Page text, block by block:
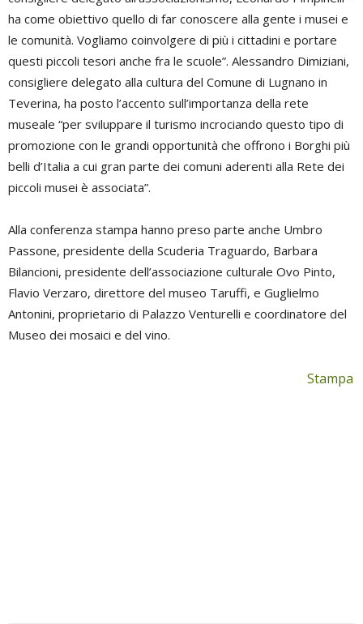
ha come obiettivo quello di far conoscere alla gente i musei e
le comunità. Vogliamo coinvolgere di più i cittadini e portare
questi piccoli tesori anche fra le scuole”. Alessandro Dimiziani,
consigliere delegato alla cultura del Comune di Lugnano in
Teverina, ha posto l’accento sull’importanza della rete
museale “per sviluppare il turismo incrociando questo tipo di
promozione con le grandi opportunità che offrono i Borghi più
belli d’Italia a cui gran parte dei comuni aderenti alla Rete dei
piccoli musei è associata”.
Alla conferenza stampa hanno preso parte anche Umbro
Passone, presidente della Scuderia Traguardo, Barbara
Bilancioni, presidente dell’associazione culturale Ovo Pinto,
Flavio Verzaro, direttore del museo Taruffi, e Guglielmo
Antonini, proprietario di Palazzo Venturelli e coordinatore del
Museo dei mosaici e del vino.
Stampa